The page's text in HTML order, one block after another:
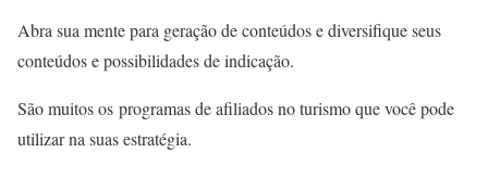
Abra sua mente para geração de conteúdos e diversifique seus
conteúdos e possibilidades de indicação.
São muitos os programas de afiliados no turismo que você pode
utilizar na suas estratégia.